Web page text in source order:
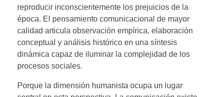
reproducir inconscientemente los prejuicios de la
época. El pensamiento comunicacional de mayor
calidad articula observación empírica, elaboración
conceptual y análisis histórico en una síntesis
dinámica capaz de iluminar la complejidad de los
procesos sociales.
Porque la dimensión humanista ocupa un lugar